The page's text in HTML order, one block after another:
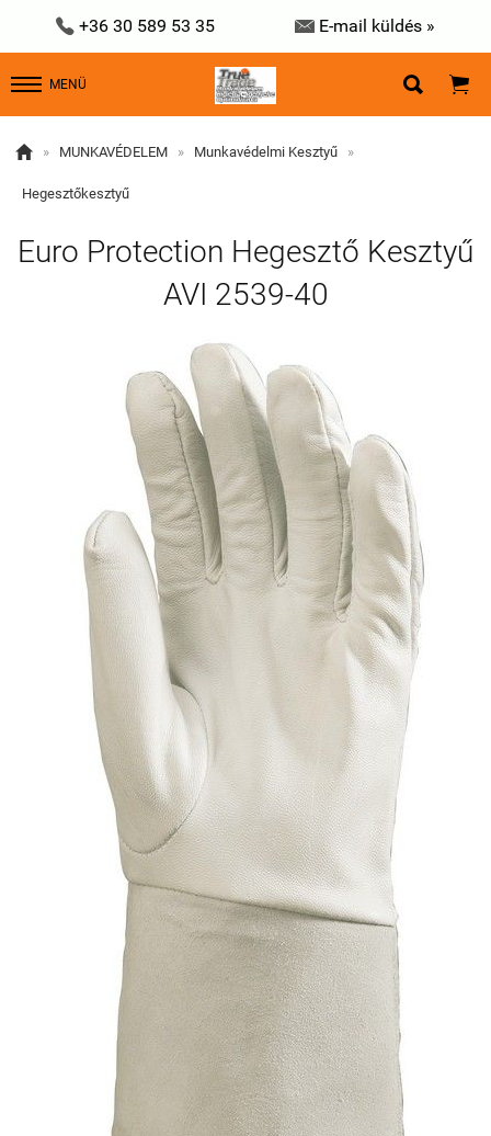
 +36 30 589 53 35  E-mail küldés »
MENÜ  
 » MUNKAVÉDELEM » Munkavédelmi Kesztyű »
Hegesztőkesztyű
Euro Protection Hegesztő Kesztyű
AVI 2539-40